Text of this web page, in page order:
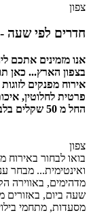
צפון
חדרים לפי שעה -
אנו מזמינים אתכם
בצפון הארץ... כאן
אירוח מפנקים
פרטית לחלוטין,
החל מ 50 שקלים בלבד!
צפון
בואו לבחור באירוח
ואינטימית... מבחר
מדהימים, באווירה
שעה ביום, באזורים
מסעדות, מתחמי